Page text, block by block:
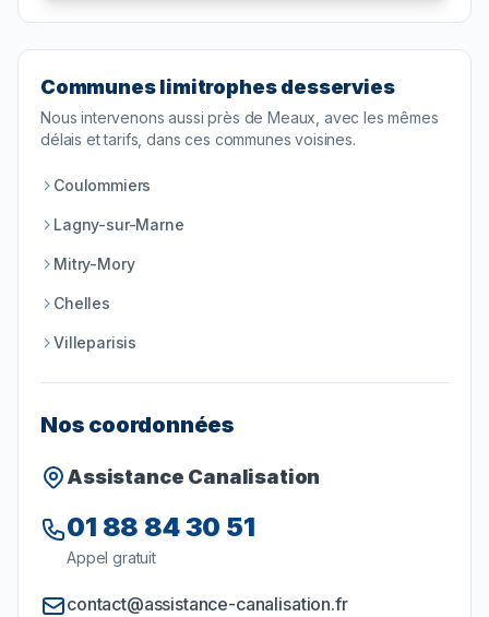
Communes limitrophes desservies
Nous intervenons aussi près deMeaux , avec les mêmes
délais et tarifs, dans ces communes voisines.
Coulommiers
Lagny-sur-Marne
Mitry-Mory
Chelles
Villeparisis
Nos coordonnées
Assistance Canalisation
01 88 84 30 51
Appel gratuit
contact@assistance-canalisation.fr